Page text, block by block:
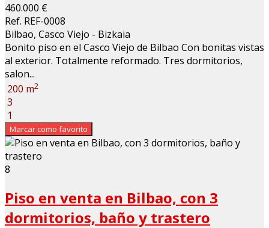
460.000 €
Ref. REF-0008
Bilbao, Casco Viejo - Bizkaia
Bonito piso en el Casco Viejo de Bilbao Con bonitas vistas
al exterior. Totalmente reformado. Tres dormitorios,
salon...
200 m2
3
1
Marcar como favorito
8
Piso en venta en Bilbao, con 3
dormitorios, baño y trastero